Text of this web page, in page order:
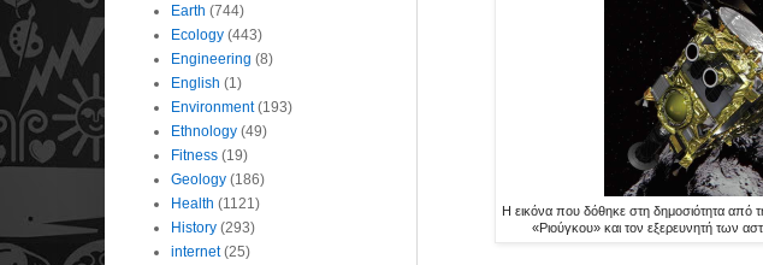
Η εικόνα που δόθηκε στη δημοσιότητα από
«Ριούγκου» και τον εξερευνητή των
Earth (744)
Ecology (443)
Engineering (8)
English (1)
Environment (193)
Ethnology (49)
Fitness (19)
Geology (186)
Health (1121)
History (293)
internet (25)